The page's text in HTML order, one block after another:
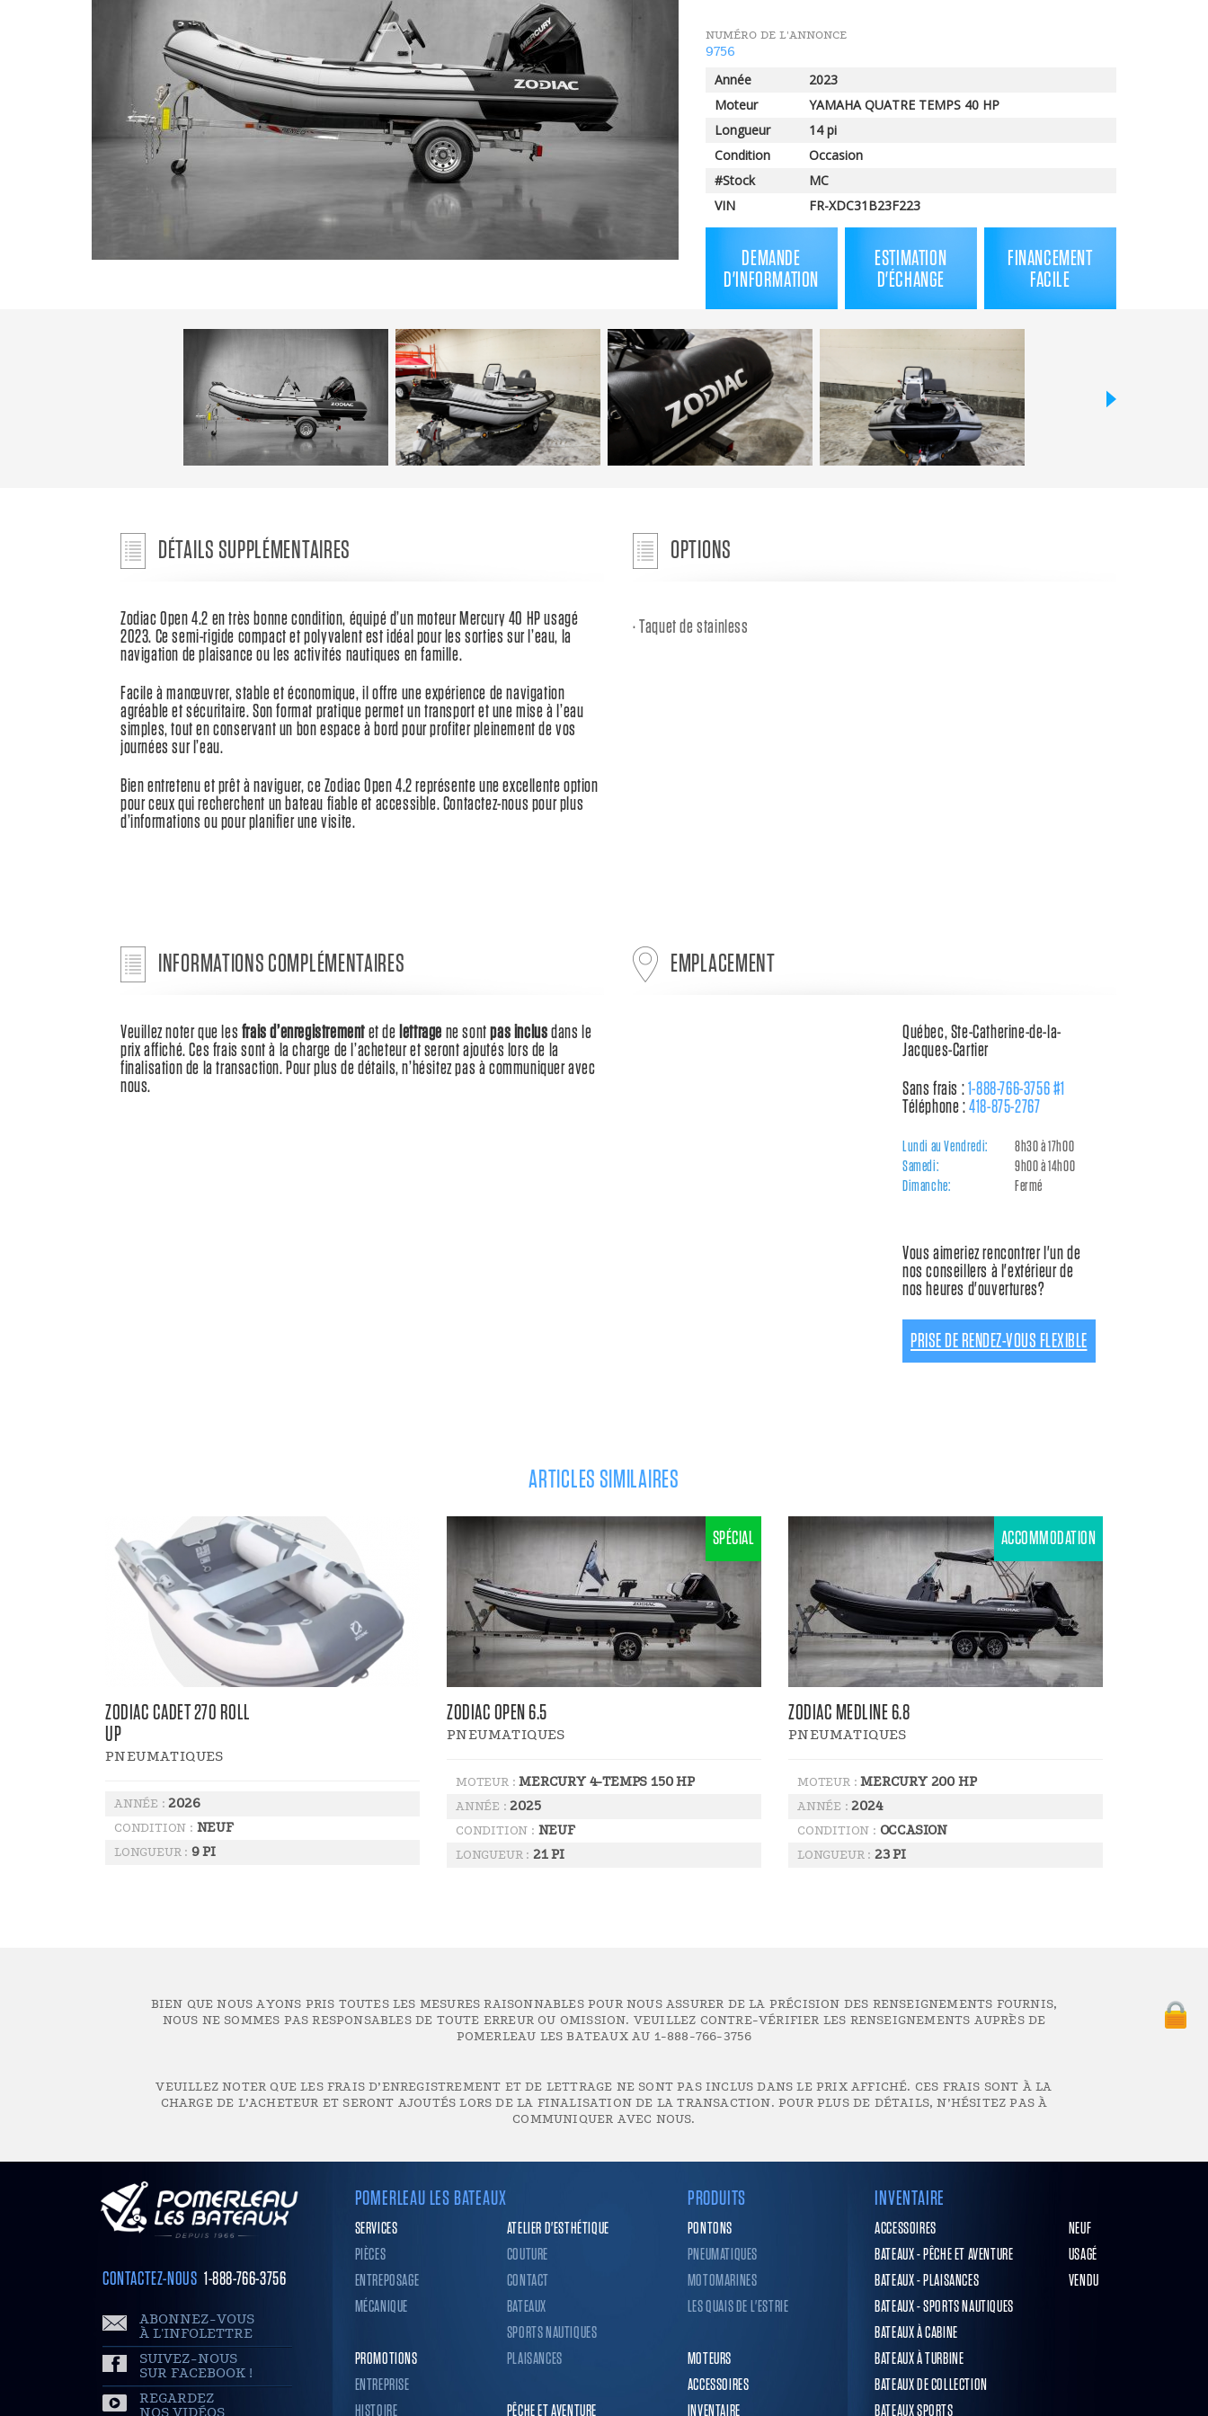
NUMÉRO DE L'ANNONCE
9756
Année
2023
Moteur
YAMAHA QUATRE TEMPS 40 HP
Longueur
14 pi
Condition
Occasion
#Stock
MC
VIN
FR-XDC31B23F223
DEMANDE
D'INFORMATION
ESTIMATION
D'ÉCHANGE
FINANCEMENT
FACILE
DÉTAILS SUPPLÉMENTAIRES
Zodiac Open 4.2 en très bonne condition, équipé d’un moteur Mercury 40 HP usagé
2023. Ce semi-rigide compact et polyvalent est idéal pour les sorties sur l’eau, la
navigation de plaisance ou les activités nautiques en famille.
Facile à manœuvrer, stable et économique, il offre une expérience de navigation
agréable et sécuritaire. Son format pratique permet un transport et une mise à l’eau
simples, tout en conservant un bon espace à bord pour profiter pleinement de vos
journées sur l’eau.
Bien entretenu et prêt à naviguer, ce Zodiac Open 4.2 représente une excellente option
pour ceux qui recherchent un bateau fiable et accessible. Contactez-nous pour plus
d’informations ou pour planifier une visite.
OPTIONS
Taquet de stainless
INFORMATIONS COMPLÉMENTAIRES
Veuillez noter que les frais d’enregistrementet de lettrage ne sontpas inclusdans le
prix affiché. Ces frais sont à la charge de l’acheteur et seront ajoutés lors de la
finalisation de la transaction. Pour plus de détails, n’hésitez pas à communiquer avec
nous.
EMPLACEMENT
Québec, Ste-Catherine-de-la-
Jacques-Cartier
Sans frais :1-888-766-3756 #1
Téléphone :418-875-2767
Lundi au Vendredi:
8h30 à 17h00
Samedi:
9h00 à 14h00
Dimanche:
Fermé
Vous aimeriez rencontrer l'un de
nos conseillers à l'extérieur de
nos heures d'ouvertures?
PRISE DE RENDEZ-VOUS FLEXIBLE
ARTICLES SIMILAIRES
ZODIAC CADET 270 ROLL
UP
PNEUMATIQUES
ANNÉE :2026
CONDITION : NEUF
LONGUEUR : 9 PI
SPÉCIAL
ZODIAC OPEN 6.5
PNEUMATIQUES
MOTEUR :MERCURY 4-TEMPS 150 HP
ANNÉE :2025
CONDITION : NEUF
LONGUEUR : 21 PI
ACCOMMODATION
ZODIAC MEDLINE 6.8
PNEUMATIQUES
MOTEUR :MERCURY 200 HP
ANNÉE :2024
CONDITION : OCCASION
LONGUEUR : 23 PI
BIEN QUE NOUS AYONS PRIS TOUTES LES MESURES RAISONNABLES POUR NOUS ASSURER DE LA PRÉCISION DES RENSEIGNEMENTS FOURNIS,
NOUS NE SOMMES PAS RESPONSABLES DE TOUTE ERREUR OU OMISSION. VEUILLEZ CONTRE-VÉRIFIER LES RENSEIGNEMENTS AUPRÈS DE
POMERLEAU LES BATEAUX AU 1-888-766-3756
VEUILLEZ NOTER QUE LES FRAIS D’ENREGISTREMENT ET DE LETTRAGE NE SONT PAS INCLUS DANS LE PRIX AFFICHÉ. CES FRAIS SONT À LA
CHARGE DE L’ACHETEUR ET SERONT AJOUTÉS LORS DE LA FINALISATION DE LA TRANSACTION. POUR PLUS DE DÉTAILS, N’HÉSITEZ PAS À
COMMUNIQUER AVEC NOUS.
CONTACTEZ-NOUS 1-888-766-3756
ABONNEZ-VOUS
À L'INFOLETTRE
SUIVEZ-NOUS
SUR FACEBOOK !
REGARDEZ
POMERLEAU LES BATEAUX
SERVICES
PIÈCES
ENTREPOSAGE
MÉCANIQUE
PROMOTIONS
ENTREPRISE
HISTOIRE
ATELIER D'ESTHÉTIQUE
COUTURE
CONTACT
BATEAUX
SPORTS NAUTIQUES
PLAISANCES
PÊCHE ET AVENTURE
PRODUITS
PONTONS
PNEUMATIQUES
MOTOMARINES
LES QUAIS DE L'ESTRIE
MOTEURS
ACCESSOIRES
INVENTAIRE
INVENTAIRE
ACCESSOIRES
BATEAUX - PÊCHE ET AVENTURE
BATEAUX - PLAISANCES
BATEAUX - SPORTS NAUTIQUES
BATEAUX À CABINE
BATEAUX À TURBINE
BATEAUX DE COLLECTION
BATEAUX SPORTS
NEUF
USAGÉ
VENDU